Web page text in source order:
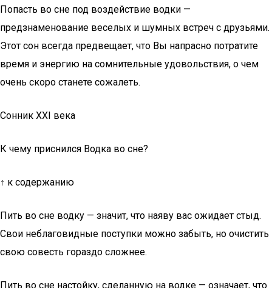
Попасть во сне под воздействие водки —
предзнаменование веселых и шумных встреч с друзьями.
Этот сон всегда предвещает, что Вы напрасно потратите
время и энергию на сомнительные удовольствия, о чем
очень скоро станете сожалеть.
Сонник XXI века
К чему приснился Водка во сне?
↑ к содержанию
Пить во сне водку — значит, что наяву вас ожидает стыд.
Свои неблаговидные поступки можно забыть, но очистить
свою совесть гораздо сложнее.
Пить во сне настойку, сделанную на водке — означает, что